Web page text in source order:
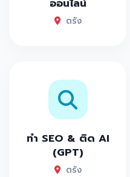
ออนไลน์
ตรัง
ทำ SEO & ติด AI
(GPT)
ตรัง